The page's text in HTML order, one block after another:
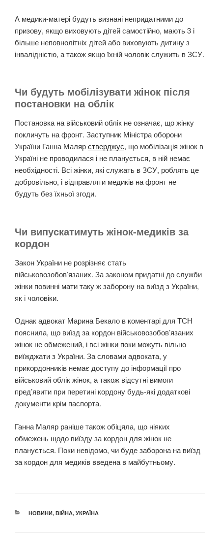
А медики-матері будуть визнані непридатними до
призову, якщо виховують дітей самостійно, мають 3 і
більше неповнолітніх дітей або виховують дитину з
інвалідністю, а також якщо їхній чоловік служить в ЗСУ.
Чи будуть мобілізувати жінок після
постановки на облік
Постановка на військовий облік не означає, що жінку
покличуть на фронт. Заступник Міністра оборони
України Ганна Малярстверджує, що мобілізація жінок в
Україні не проводилася і не планується, в ній немає
необхідності. Всі жінки, які служать в ЗСУ, роблять це
добровільно, і відправляти медиків на фронт не
будуть без їхньої згоди.
Чи випускатимуть жінок-медиків за
кордон
Закон України не розрізняє стать
військовозобов’язаних. За законом придатні до служби
жінки повинні мати таку ж заборону на виїзд з України,
як і чоловіки.
Однак адвокат Марина Бекало в коментарі для ТСН
пояснила, що виїзд за кордон військовозобов’язаних
жінок не обмежений, і всі жінки поки можуть вільно
виїжджати з України. За словами адвоката, у
прикордонників немає доступу до інформації про
військовий облік жінок, а також відсутні вимоги
пред’явити при перетині кордону будь-які додаткові
документи крім паспорта.
Ганна Маляр раніше також обіцяла, що ніяких
обмежень щодо виїзду за кордон для жінок не
планується. Поки невідомо, чи буде заборона на виїзд
за кордон для медиків введена в майбутньому.
КАТЕГОРІЇ
НОВИНИ, ВІЙНА, УКРАЇНА